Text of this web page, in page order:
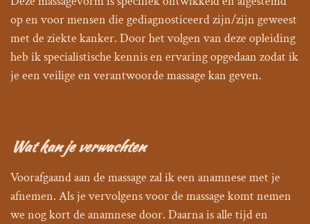
op en voor mensen die gediagnosticeerd zijn/zijn geweest
met de ziekte kanker. Door het volgen van deze opleiding
heb ik specialistische kennis en ervaring opgedaan zodat ik
je een veilige en verantwoorde massage kan geven.
Wat kan je verwachten
Voorafgaand aan de massage zal ik een anamnese met je
afnemen. Als je vervolgens voor de massage komt nemen
we nog kort de anamnese door. Daarna is alle tijd en